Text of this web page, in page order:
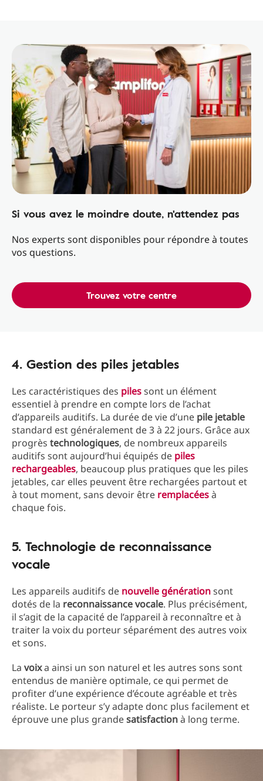
Si vous avez le moindre doute, n'attendez pas
Nos experts sont disponibles pour répondre à toutes
vos questions.
Trouvez votre centre
4. Gestion des piles jetables
Les caractéristiques des pilessont un élément
essentiel à prendre en compte lors de l’achat
d’appareils auditifs. La durée de vie d’une pile jetable
standard est généralement de 3 à 22 jours. Grâce aux
progrès technologiques, de nombreux appareils
auditifs sont aujourd’hui équipés de piles
rechargeables, beaucoup plus pratiques que les piles
jetables, car elles peuvent être rechargées partout et
à tout moment, sans devoir être remplacéesà
chaque fois.
5. Technologie de reconnaissance
vocale
Les appareils auditifs de nouvelle générationsont
dotés de la reconnaissancevocale. Plus précisément,
il s’agit de la capacité de l’appareil à reconnaître et à
traiter la voix du porteur séparément des autres voix
et sons.
La voixa ainsi un son naturel et les autres sons sont
entendus de manière optimale, ce qui permet de
profiter d’une expérience d’écoute agréable et très
réaliste. Le porteur s’y adapte donc plus facilement et
éprouve une plus grandesatisfactionà long terme.